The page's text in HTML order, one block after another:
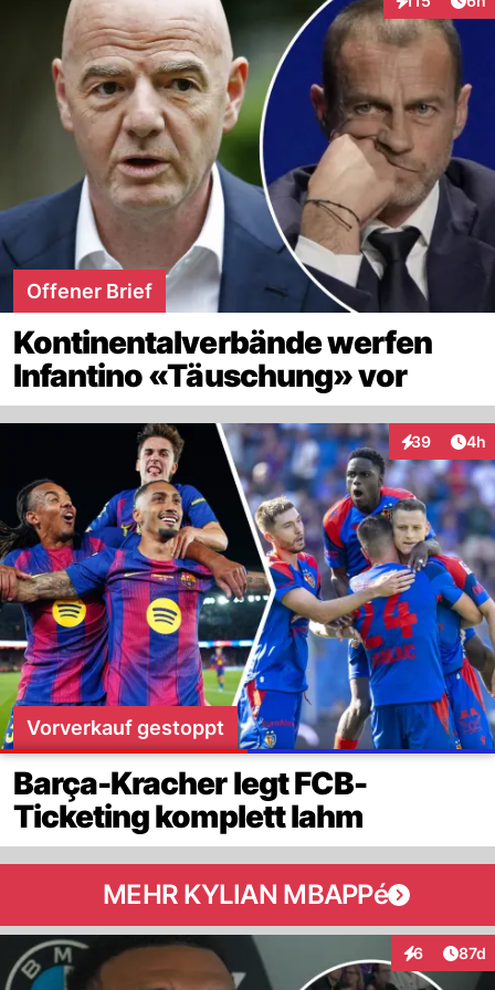
Interaktionen
Offener Brief
Kontinentalverbände werfen
Infantino «Täuschung» vor
39
Interaktionen
4h
Vorverkauf gestoppt
Barça-Kracher legt FCB-
Ticketing komplett lahm
MEHR KYLIAN MBAPPé
6
Interaktionen
87d